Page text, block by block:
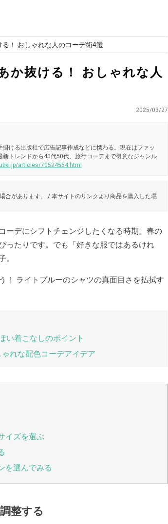
る！ おしゃれな人のコーデ術4選
か抜ける！ おしゃれな人
2025/03/27
ける出版社で広告記事作成などに携わる。現在はファッ
トレンドから40代50代、旅行コーデまで得意なジャンル
articles/70524554.html
があります。 / 本サイトのリンクより商品を購入した場
ーデにシフトチェンジしたくなる時期。春の
ったりです。でも「好きな服ではあるけれ
。
！ ライトブルーのシャツの真面目さを払拭す
い着こなしのポイント
れな配色コーデアイデア
イズを選ぶ
を選んでみる
整する